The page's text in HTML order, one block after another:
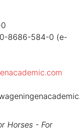
8686-584-0 (e-
Horses - For